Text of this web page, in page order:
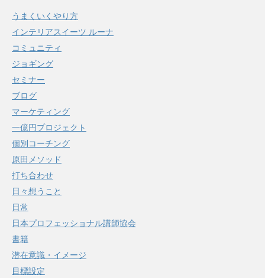
うまくいくやり方
インテリアスイーツ ルーナ
コミュニティ
ジョギング
セミナー
ブログ
マーケティング
一億円プロジェクト
個別コーチング
原田メソッド
打ち合わせ
日々想うこと
日常
日本プロフェッショナル講師協会
書籍
潜在意識・イメージ
目標設定